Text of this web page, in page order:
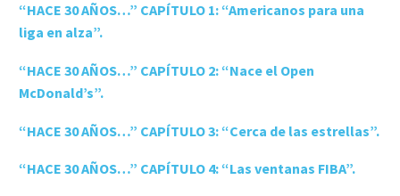
“HACE 30 AÑOS…” CAPÍTULO 1: “Americanos para una
liga en alza”.
“HACE 30 AÑOS…” CAPÍTULO 2: “Nace el Open
McDonald’s”.
“HACE 30 AÑOS…” CAPÍTULO 3: “Cerca de las estrellas”.
“HACE 30 AÑOS…” CAPÍTULO 4: “Las ventanas FIBA”.